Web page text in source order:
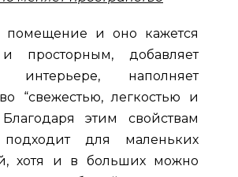
помещение и оно кажется
просторным, добавляет
наполняет
“свежестью, легкостью и
Благодаря этим свойствам
для маленьких
хотя и в больших можно